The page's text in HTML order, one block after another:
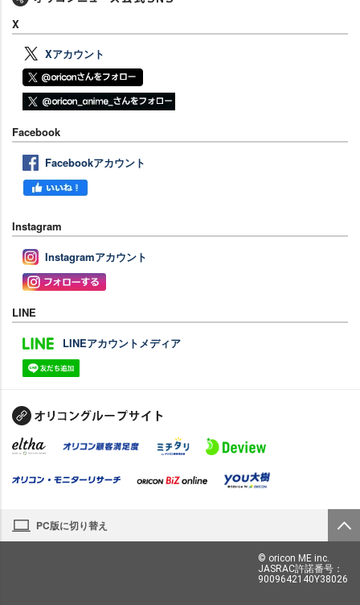
X
Xアカウント
Facebook
Facebookアカウント
Instagram
Instagramアカウント
LINE
LINEアカウントメディア
PC版に切り替え
© oricon ME inc.
JASRAC許諾番号：
9009642140Y38026